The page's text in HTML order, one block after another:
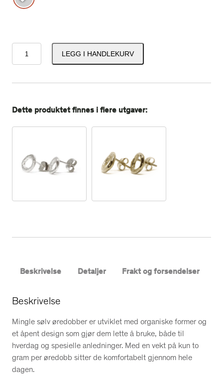
g
e
d
b
d
u
m
a
n
t
LEGG I HANDLEKURV
Dette produktet finnes i flere utgaver:
Beskrivelse Detaljer Frakt og forsendelser
Beskrivelse
Mingle sølv øredobber er utviklet med organiske former og
et åpent design som gjør dem lette å bruke, både til
hverdag og spesielle anledninger. Med en vekt på kun to
gram per øredobb sitter de komfortabelt gjennom hele
dagen.